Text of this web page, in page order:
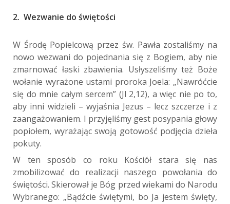
2. Wezwanie do świętości
W Środę Popielcową przez św. Pawła zostaliśmy na
nowo wezwani do pojednania się z Bogiem, aby nie
zmarnować łaski zbawienia. Usłyszeliśmy też Boże
wołanie wyrażone ustami proroka Joela: „Nawróćcie
się do mnie całym sercem” (Jl 2,12), a więc nie po to,
aby inni widzieli – wyjaśnia Jezus – lecz szczerze i z
zaangażowaniem. I przyjęliśmy gest posypania głowy
popiołem, wyrażając swoją gotowość podjęcia dzieła
pokuty.
W ten sposób co roku Kościół stara się nas
zmobilizować do realizacji naszego powołania do
świętości. Skierował je Bóg przed wiekami do Narodu
Wybranego: „Bądźcie świętymi, bo Ja jestem święty,